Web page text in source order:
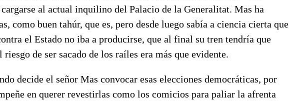
cargarse al actual inquilino del Palacio de la Generalitat. Mas ha
como buen tahúr, que es, pero desde luego sabía a ciencia cierta que
el Estado no iba a producirse, que al final su tren tendría que
de ser sacado de los raíles era más que evidente.
decide el señor Mas convocar esas elecciones democráticas, por
en querer revestirlas como los comicios para paliar la afrenta